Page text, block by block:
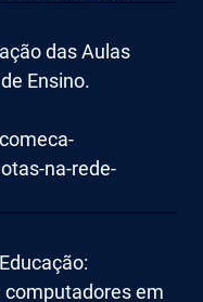
das Aulas
Ensino.
na-rede-
em